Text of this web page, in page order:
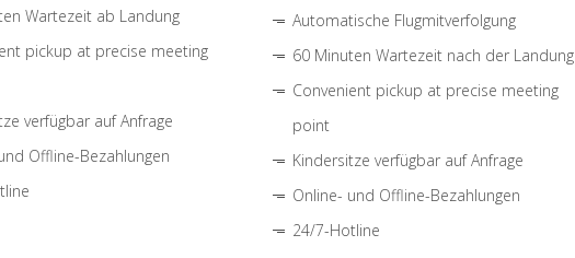
Wartezeit ab Landung
pickup at precise meeting
verfügbar auf Anfrage
Offline-Bezahlungen
Automatische Flugmitverfolgung
60 Minuten Wartezeit nach der Landung
Convenient pickup at precise meeting
point
Kindersitze verfügbar auf Anfrage
Online- und Offline-Bezahlungen
24/7-Hotline